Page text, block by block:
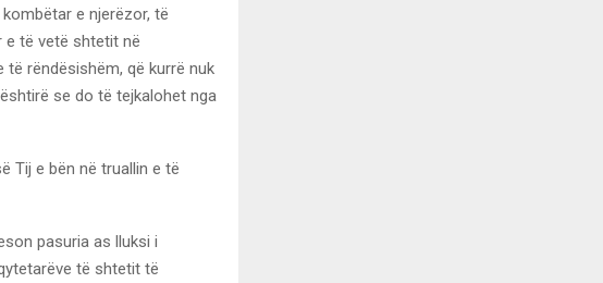
e njerëzor, të
e të vetë shtetit në
të rëndësishëm, që kurrë nuk
se do të tejkalohet nga
Tij e bën në truallin e të
pasuria as lluksi i
të shtetit të